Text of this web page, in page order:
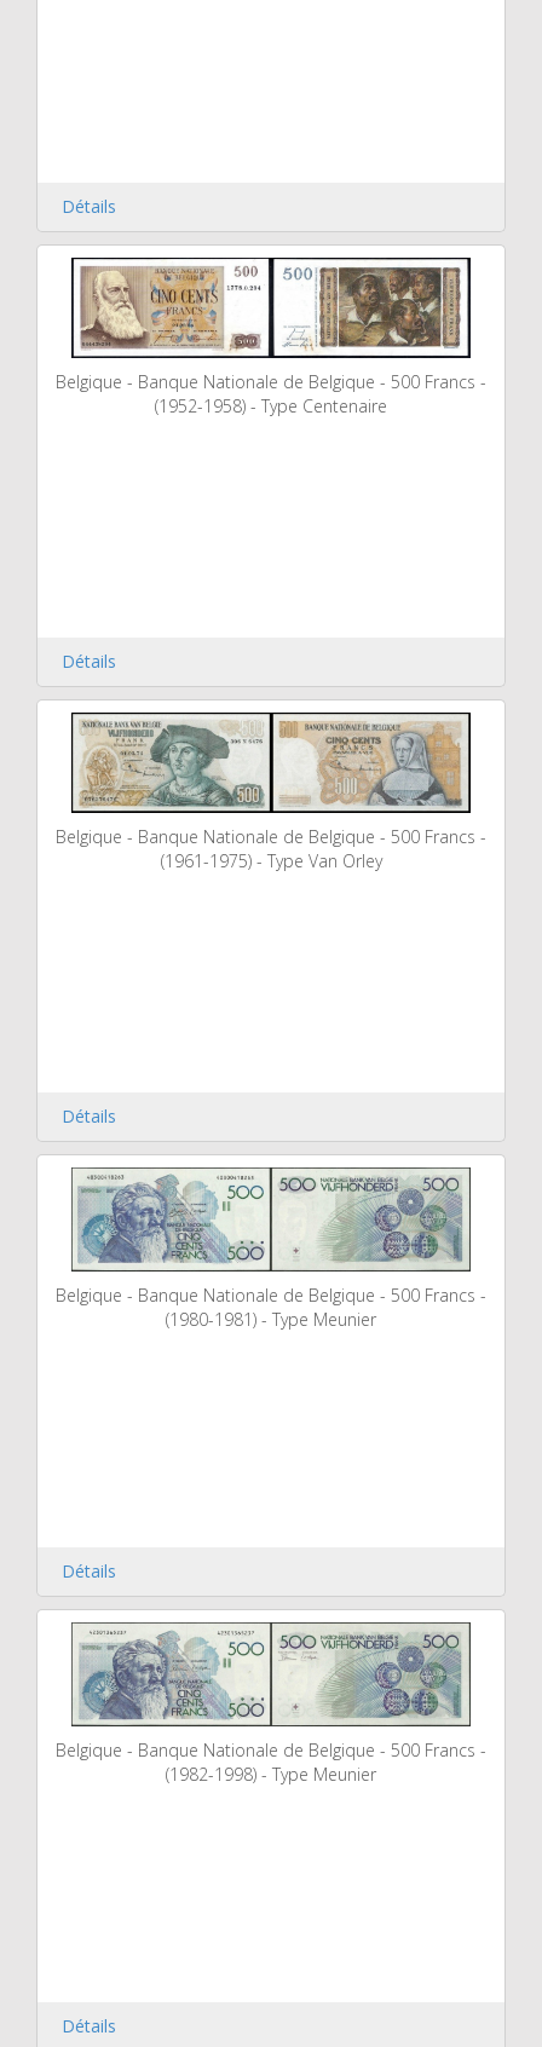
Détails
Belgique - Banque Nationale de Belgique - 500 Francs -
(1952-1958) - Type Centenaire
Détails
Belgique - Banque Nationale de Belgique - 500 Francs -
(1961-1975) - Type Van Orley
Détails
Belgique - Banque Nationale de Belgique - 500 Francs -
(1980-1981) - Type Meunier
Détails
Belgique - Banque Nationale de Belgique - 500 Francs -
(1982-1998) - Type Meunier
Détails